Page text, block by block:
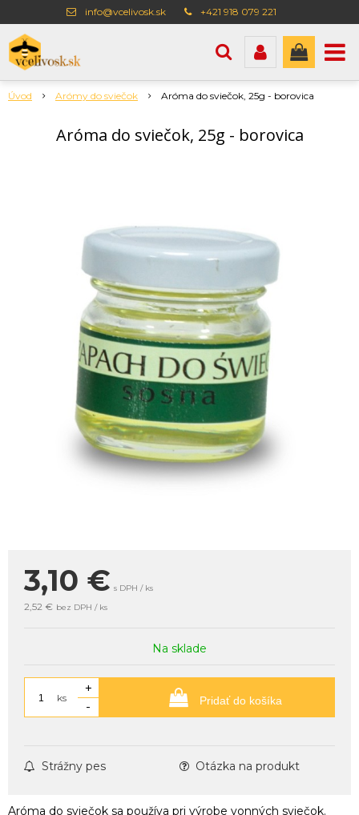
info@vcelivosk.sk +421 918 079 221
Úvod Arómy do sviečok Aróma do sviečok, 25g - borovica
Aróma do sviečok, 25g - borovica
3,10 € s DPH / ks
2,52 € bez DPH / ks
Na sklade
ks
+
-
Pridať do košíka
Strážny pes Otázka na produkt
Aróma do sviečok sa používa pri výrobe vonných sviečok.